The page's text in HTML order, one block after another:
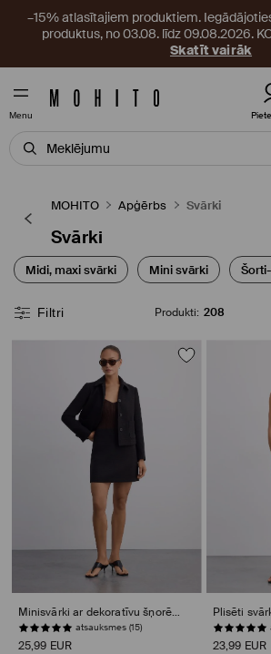
–15% atlasītajiem produktiem.
produktus, no 03.08. līdz 09.08.2026.
Skatīt vairāk
Menu
MOHITO Apģērbs Svārki
Svārki
Midi, maxi svārki Mini svārki
Filtri Produkti: 208
Minisvārki ar dekoratīvu šņorējumu
atsauksmes (15)
25,99 EUR
Plisēti
23,99 EUR